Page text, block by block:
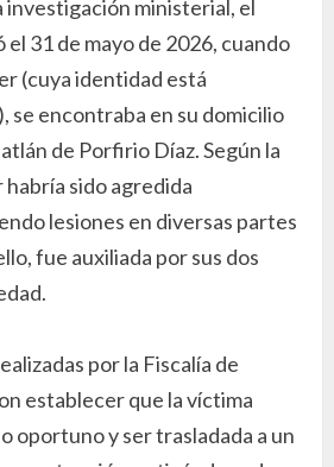
investigación ministerial, el
31 de mayo de 2026, cuando
(cuya identidad está
se encontraba en su domicilio
de Porfirio Díaz. Según la
habría sido agredida
lesiones en diversas partes
fue auxiliada por sus dos
por la Fiscalía de
establecer que la víctima
oportuno y ser trasladada a un